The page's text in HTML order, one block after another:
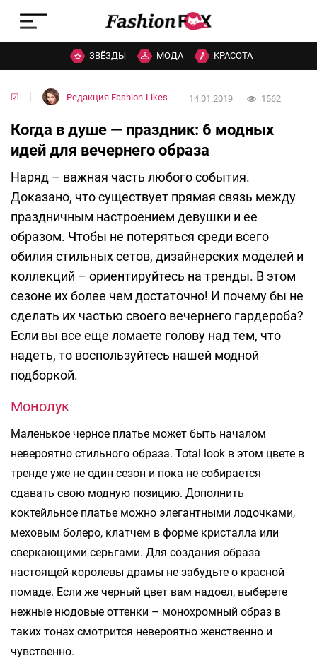
ЗВЁЗДЫ МОДА КРАСОТА
☑ Редакция Fashion-Likes 14.01.2019 1562
Когда в душе — праздник: 6 модных
идей для вечернего образа
Наряд – важная часть любого события.
Доказано, что существует прямая связь между
праздничным настроением девушки и ее
образом. Чтобы не потеряться среди всего
обилия стильных сетов, дизайнерских моделей и
коллекций – ориентируйтесь на тренды. В этом
сезоне их более чем достаточно! И почему бы не
сделать их частью своего вечернего гардероба?
Если вы все еще ломаете голову над тем, что
надеть, то воспользуйтесь нашей модной
подборкой.
Монолук
Маленькое черное платье может быть началом
невероятно стильного образа. Total look в этом цвете в
тренде уже не один сезон и пока не собирается
сдавать свою модную позицию. Дополнить
коктейльное платье можно элегантными лодочками,
меховым болеро, клатчем в форме кристалла или
сверкающими серьгами. Для создания образа
настоящей королевы драмы не забудьте о красной
помаде. Если же черный цвет вам надоел, выберете
нежные нюдовые оттенки – монохромный образ в
таких тонах смотрится невероятно женственно и
чувственно.